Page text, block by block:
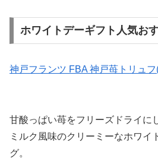
ホワイトデーギフト人気お
神戸フランツ FBA 神戸苺トリュフ
甘酸っぱい苺をフリーズドライに
ミルク風味のクリーミーなホワイ
グ。